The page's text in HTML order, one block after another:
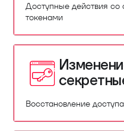
Доступные действия
токенами
Восстановление доступа